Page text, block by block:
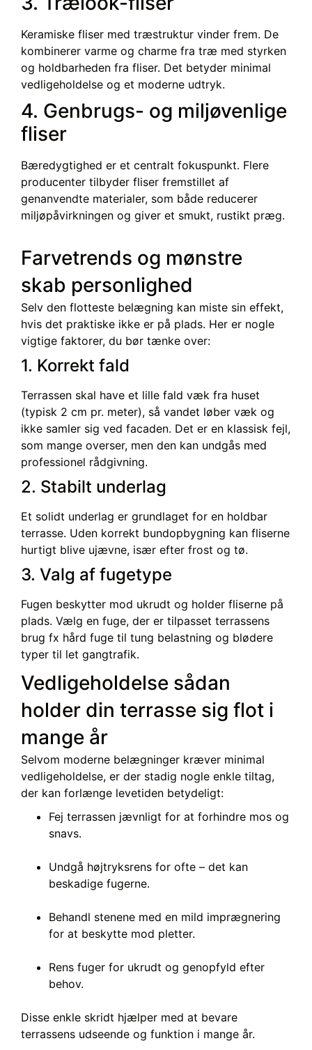
Keramiske fliser med træstruktur vinder frem. De
kombinerer varme og charme fra træ med styrken
og holdbarheden fra fliser. Det betyder minimal
vedligeholdelse og et moderne udtryk.
4. Genbrugs- og miljøvenlige
fliser
Bæredygtighed er et centralt fokuspunkt. Flere
producenter tilbyder fliser fremstillet af
genanvendte materialer, som både reducerer
miljøpåvirkningen og giver et smukt, rustikt præg.
Farvetrends og mønstre
skab personlighed
Selv den flotteste belægning kan miste sin effekt,
hvis det praktiske ikke er på plads. Her er nogle
vigtige faktorer, du bør tænke over:
1. Korrekt fald
Terrassen skal have et lille fald væk fra huset
(typisk 2 cm pr. meter), så vandet løber væk og
ikke samler sig ved facaden. Det er en klassisk fejl,
som mange overser, men den kan undgås med
professionel rådgivning.
2. Stabilt underlag
Et solidt underlag er grundlaget for en holdbar
terrasse. Uden korrekt bundopbygning kan fliserne
hurtigt blive ujævne, især efter frost og tø.
3. Valg af fugetype
Fugen beskytter mod ukrudt og holder fliserne på
plads. Vælg en fuge, der er tilpasset terrassens
brug fx hård fuge til tung belastning og blødere
typer til let gangtrafik.
Vedligeholdelse sådan
holder din terrasse sig flot i
mange år
Selvom moderne belægninger kræver minimal
vedligeholdelse, er der stadig nogle enkle tiltag,
der kan forlænge levetiden betydeligt:
Fej terrassen jævnligt for at forhindre mos og
snavs.
Undgå højtryksrens for ofte – det kan
beskadige fugerne.
Behandl stenene med en mild imprægnering
for at beskytte mod pletter.
Rens fuger for ukrudt og genopfyld efter
behov.
Disse enkle skridt hjælper med at bevare
terrassens udseende og funktion i mange år.